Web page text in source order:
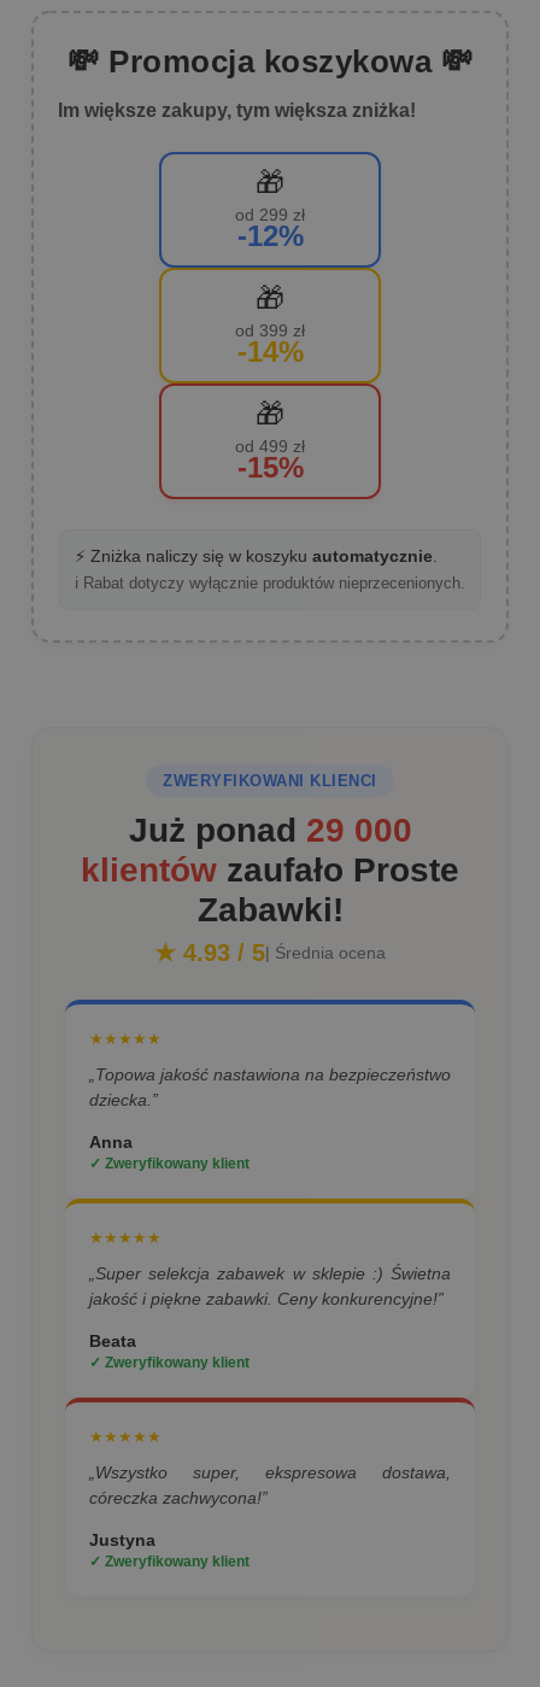
💸 Promocja koszykowa 💸
Im większe zakupy, tym większa zniżka!
🎁
od 299 zł
-12%
🎁
od 399 zł
-14%
🎁
od 499 zł
-15%
⚡ Zniżka naliczy się w koszyku automatycznie.
ℹ️ Rabat dotyczy wyłącznie produktów nieprzecenionych.
ZWERYFIKOWANI KLIENCI
Już ponad 29 000
klientów zaufało Proste
Zabawki!
★ 4.93 / 5| Średnia ocena
★★★★★
„Topowa jakość nastawiona na bezpieczeństwo
dziecka.”
Anna
✓ Zweryfikowany klient
★★★★★
„Super selekcja zabawek w sklepie :) Świetna
jakość i piękne zabawki. Ceny konkurencyjne!”
Beata
✓ Zweryfikowany klient
★★★★★
„Wszystko super, ekspresowa dostawa,
córeczka zachwycona!”
Justyna
✓ Zweryfikowany klient